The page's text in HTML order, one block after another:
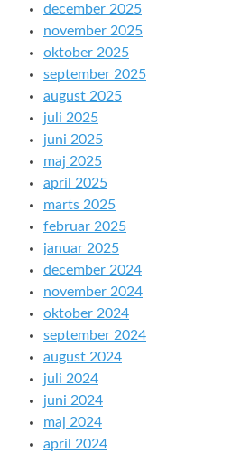
december 2025
november 2025
oktober 2025
september 2025
august 2025
juli 2025
juni 2025
maj 2025
april 2025
marts 2025
februar 2025
januar 2025
december 2024
november 2024
oktober 2024
september 2024
august 2024
juli 2024
juni 2024
maj 2024
april 2024